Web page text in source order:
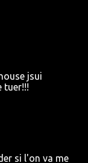
jsui
tuer!!!
si l'on va me